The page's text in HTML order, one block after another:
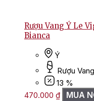
Rượu Vang Ý Le
Bianca
Ý
Rượu
13 %
470.000 ₫ MUA